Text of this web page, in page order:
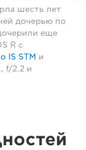
шесть лет
дочерью по
еще
R с
IS STM и
f/2.2 и